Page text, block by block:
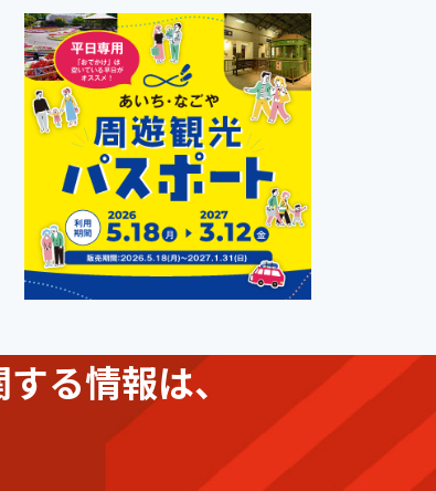
る情報は、